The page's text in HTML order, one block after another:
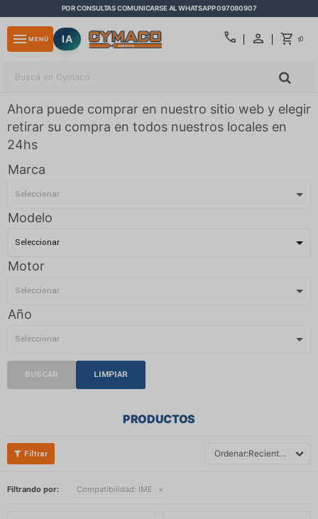
POR CONSULTAS COMUNICARSE AL WHATSAPP 097080907
call $0
menu MENÚ IA
Ahora puede comprar en nuestro sitio web y elegir
retirar su compra en todos nuestros locales en
24hs
Marca
Modelo
Motor
Año
BUSCAR LIMPIAR
PRODUCTOS
Recientes
Filtrando por: Compatibilidad: IME
close